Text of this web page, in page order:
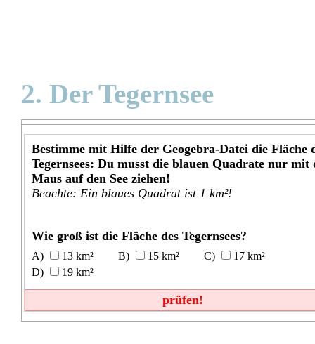
2. Der Tegernsee
Bestimme mit Hilfe der Geogebra-Datei die Fläche
Tegernsees: Du musst die blauen Quadrate nur mit
Maus auf den See ziehen!
Beachte: Ein blaues Quadrat ist 1 km²!
Wie groß ist die Fläche des Tegernsees?
13 km² 15 km²
17 km²
19 km²
prüfen!